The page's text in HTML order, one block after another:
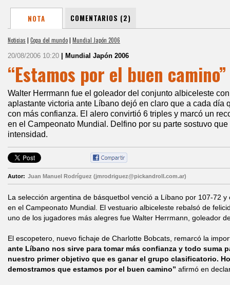
NOTA COMENTARIOS (2)
Noticias | Copa del mundo| Mundial Japón 2006
20/08/2006 10:20 | Mundial Japón 2006
“Estamos por el buen camino”
Walter Herrmann fue el goleador del conjunto albiceleste
aplastante victoria ante Líbano dejó en claro que a cada día
con más confianza. El alero convirtió 6 triples y marcó un
en el Campeonato Mundial. Delfino por su parte sostuvo
intensidad.
Autor: Juan Manuel Rodríguez (jmrodriguez@pickandroll.com.ar)
La selección argentina de básquetbol venció a Líbano por 107-72
en el Campeonato Mundial. El vestuario albiceleste rebalsó de
uno de los jugadores más alegres fue Walter Herrmann, goleador
El escopetero, nuevo fichaje de Charlotte Bobcats, remarcó la
ante Líbano nos sirve para tomar más confianza y todo suma
nuestro primer objetivo que es ganar el grupo clasificatorio.
demostramos que estamos por el buen camino” afirmó en